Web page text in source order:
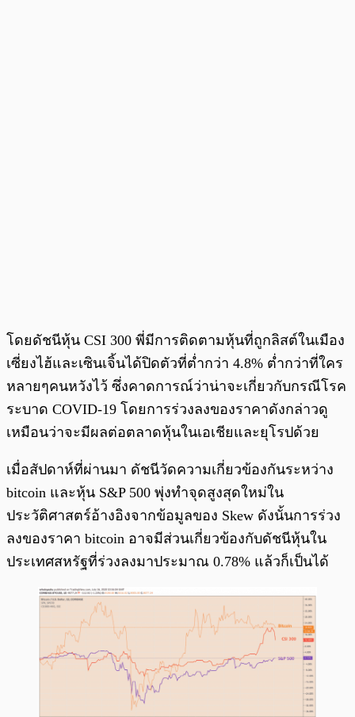
โดยดัชนีหุ้น CSI 300 พี่มีการติดตามหุ้นที่ถูกลิสต์ในเมือง
เซี่ยงไฮ้และเซินเจิ้นได้ปิดตัวที่ต่ำกว่า 4.8% ต่ำกว่าที่ใคร
หลายๆคนหวังไว้ ซึ่งคาดการณ์ว่าน่าจะเกี่ยวกับกรณีโรค
ระบาด COVID-19 โดยการร่วงลงของราคาดังกล่าวดู
เหมือนว่าจะมีผลต่อตลาดหุ้นในเอเชียและยุโรปด้วย
เมื่อสัปดาห์ที่ผ่านมา ดัชนีวัดความเกี่ยวข้องกันระหว่าง
bitcoin และหุ้น S&P 500 พุ่งทำจุดสูงสุดใหม่ใน
ประวัติศาสตร์อ้างอิงจากข้อมูลของ Skew ดังนั้นการร่วง
ลงของราคา bitcoin อาจมีส่วนเกี่ยวข้องกับดัชนีหุ้นใน
ประเทศสหรัฐที่ร่วงลงมาประมาณ 0.78% แล้วก็เป็นได้